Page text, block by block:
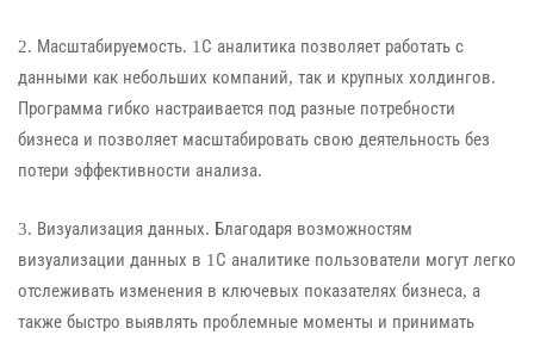
2. Масштабируемость. 1С аналитика позволяет работать с
данными как небольших компаний, так и крупных холдингов.
Программа гибко настраивается под разные потребности
бизнеса и позволяет масштабировать свою деятельность без
потери эффективности анализа.
3. Визуализация данных. Благодаря возможностям
визуализации данных в 1С аналитике пользователи могут легко
отслеживать изменения в ключевых показателях бизнеса, а
также быстро выявлять проблемные моменты и принимать